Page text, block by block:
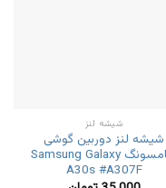
شیشه لنز
شیشه لنز دوربین گوشی
سامسونگ Samsung Galaxy
A30s #A307F